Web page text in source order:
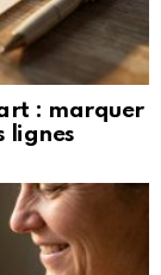
: marquer
lignes